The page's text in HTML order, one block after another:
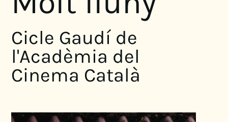
Cicle Gaudí de
l'Acadèmia del
Cinema Català